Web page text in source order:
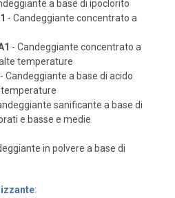
a base di ipoclorito
- Candeggiante concentrato a
- Candeggiante concentrato a
temperature
- Candeggiante a base di acido
sanificante a base di
e basse e medie
in polvere a base di
: